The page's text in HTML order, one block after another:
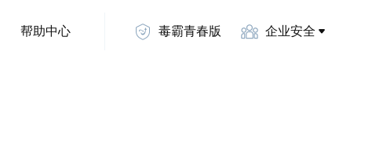
帮助中心 毒霸青春版 企业安全